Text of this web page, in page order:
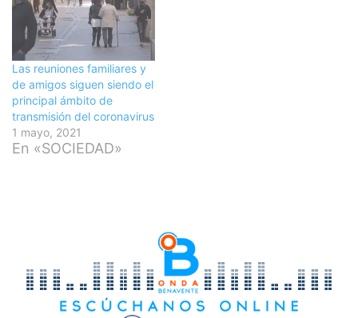
Las reuniones familiares y
de amigos siguen siendo el
principal ámbito de
transmisión del coronavirus
1 mayo, 2021
En «SOCIEDAD»